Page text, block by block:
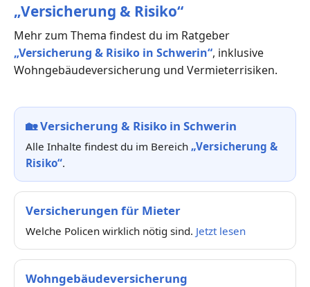
„Versicherung & Risiko“
Mehr zum Thema findest du im Ratgeber
„Versicherung & Risiko in Schwerin“, inklusive
Wohngebäudeversicherung und Vermieterrisiken.
🏡Versicherung & Risiko in Schwerin
Alle Inhalte findest du im Bereich „Versicherung &
Risiko“.
Versicherungen für Mieter
Welche Policen wirklich nötig sind. Jetzt lesen
Wohngebäudeversicherung